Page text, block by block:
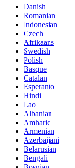
Danish
Romanian
Indonesian
Czech
Afrikaans
Swedish
Polish
Basque
Catalan
Esperanto
Hindi
Lao
Albanian
Amharic
Armenian
Azerbaijani
Belarusian
Bengali